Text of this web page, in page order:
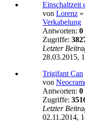
Einschaltzeit
von Lorenz »
Verkabelung
Antworten: 0
Zugriffe:
Letzter
28.03.2015,
Trigifant Can
von
Antworten: 0
Zugriffe:
Letzter
02.11.2014,